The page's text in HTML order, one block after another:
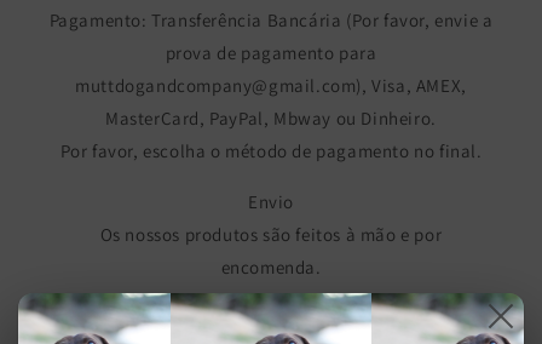
Pagamento: Transferência Bancária (Por favor, envie a
prova de pagamento para
muttdogandcompany@gmail.com), Visa, AMEX,
MasterCard, PayPal, Mbway ou Dinheiro.
Por favor, escolha o método de pagamento no final.
Envio
Os nossos produtos são feitos à mão e por
encomenda.
Todas as nossas encomendas serão enviadas por
correio registado num prazo de 1 a 7 dias úteis após o